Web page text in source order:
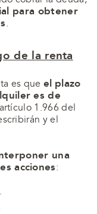
para obtener
.
de la renta
es queel plazo
es de
1.966 del
y el
una
acciones: